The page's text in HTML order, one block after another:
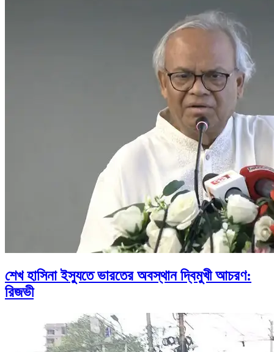
শেখ হাসিনা ইস্যুতে ভারতের অবস্থান দ্বিমুখী আচরণ:
রিজভী